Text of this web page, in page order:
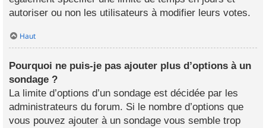
autoriser ou non les utilisateurs à modifier leurs votes.
Haut
Pourquoi ne puis-je pas ajouter plus d’options à un
sondage ?
La limite d’options d’un sondage est décidée par les
administrateurs du forum. Si le nombre d’options que
vous pouvez ajouter à un sondage vous semble trop